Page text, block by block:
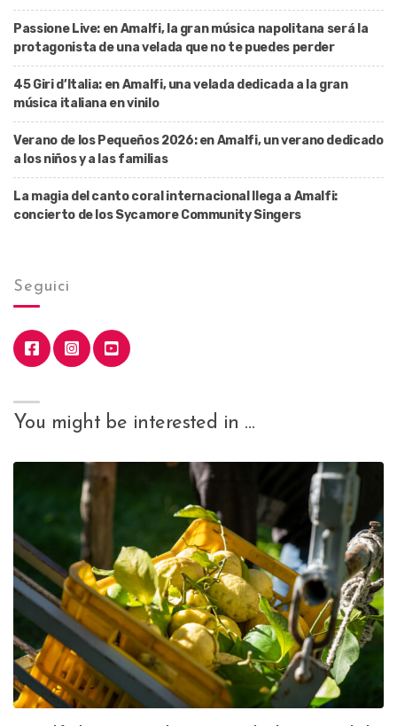
Passione Live: en Amalfi, la gran música napolitana será la
protagonista de una velada que no te puedes perder
45 Giri d’Italia: en Amalfi, una velada dedicada a la gran
música italiana en vinilo
Verano de los Pequeños 2026: en Amalfi, un verano dedicado
a los niños y a las familias
La magia del canto coral internacional llega a Amalfi:
concierto de los Sycamore Community Singers
Seguici
You might be interested in …